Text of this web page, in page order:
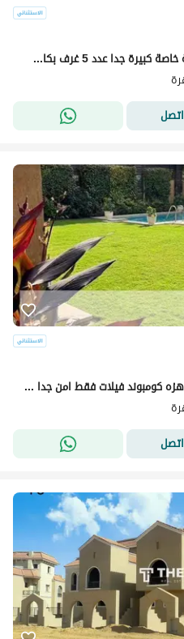
فيلا للبيع بحمام سباحة خاص و حديقة خاصة كبيرة جدا عدد 5 غرف بكاش 13000.000 فقط جاهزة للاستلام
اتصل
كاش(13,381,000) اقل سعر فيلا جاهزه كومبوند فيلات فقط امن جدا مساحه كبيره فيو لاند سكيب صريح لوكيشن مميز علي طريق السويس سور في سور مع لافيستا و سبرينجز في الشروق
اتصل